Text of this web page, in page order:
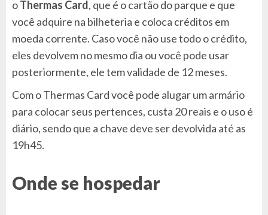
oThermas Card, que é o cartão do parque e que
você adquire na bilheteria e coloca créditos em
moeda corrente. Caso você não use todo o crédito,
eles devolvem no mesmo dia ou você pode usar
posteriormente, ele tem validade de 12 meses.
Com o Thermas Card você pode alugar um armário
para colocar seus pertences, custa 20 reais e o uso é
diário, sendo que a chave deve ser devolvida até as
19h45.
Onde se hospedar